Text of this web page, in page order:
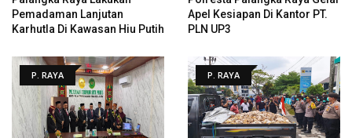
Pemadaman Lanjutan
Karhutla Di Kawasan Hiu Putih
Apel Kesiapan Di Kantor PT.
PLN UP3
P. RAYA P. RAYA